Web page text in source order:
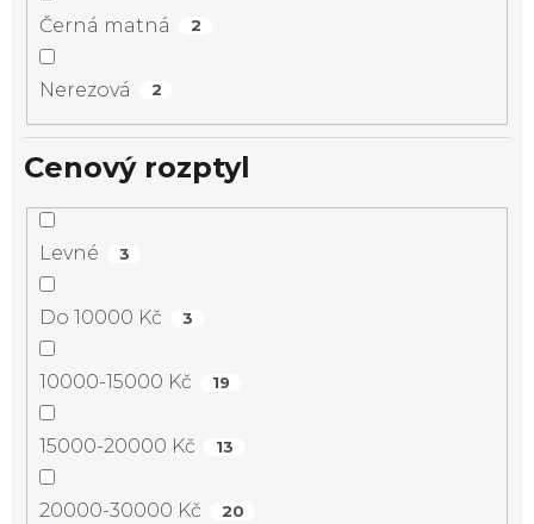
Černá matná 2
Nerezová 2
Cenový rozptyl
Levné 3
Do 10000 Kč 3
10000-15000 Kč 19
15000-20000 Kč 13
20000-30000 Kč 20